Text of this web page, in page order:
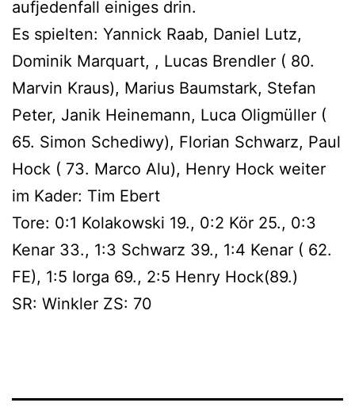
aufjedenfall einiges drin.
Es spielten: Yannick Raab, Daniel Lutz,
Dominik Marquart, , Lucas Brendler ( 80.
Marvin Kraus), Marius Baumstark, Stefan
Peter, Janik Heinemann, Luca Oligmüller (
65. Simon Schediwy), Florian Schwarz, Paul
Hock ( 73. Marco Alu), Henry Hock weiter
im Kader: Tim Ebert
Tore: 0:1 Kolakowski 19., 0:2 Kör 25., 0:3
Kenar 33., 1:3 Schwarz 39., 1:4 Kenar ( 62.
FE), 1:5 Iorga 69., 2:5 Henry Hock(89.)
SR: Winkler ZS: 70